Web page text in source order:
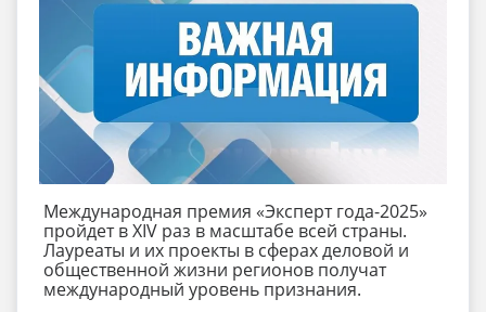
Международная премия «Эксперт года-2025»
пройдет в ХIV раз в масштабе всей страны.
Лауреаты и их проекты в сферах деловой и
общественной жизни регионов получат
международный уровень признания.